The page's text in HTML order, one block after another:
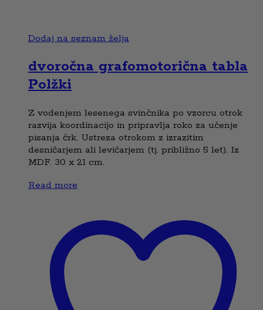
Dodaj na seznam želja
dvoročna grafomotorična tabla
Polžki
Z vodenjem lesenega svinčnika po vzorcu otrok
razvija koordinacijo in pripravlja roko za učenje
pisanja črk. Ustreza otrokom z izrazitim
desničarjem ali levičarjem (tj. približno 5 let). Iz
MDF. 30 x 21 cm.
Read more